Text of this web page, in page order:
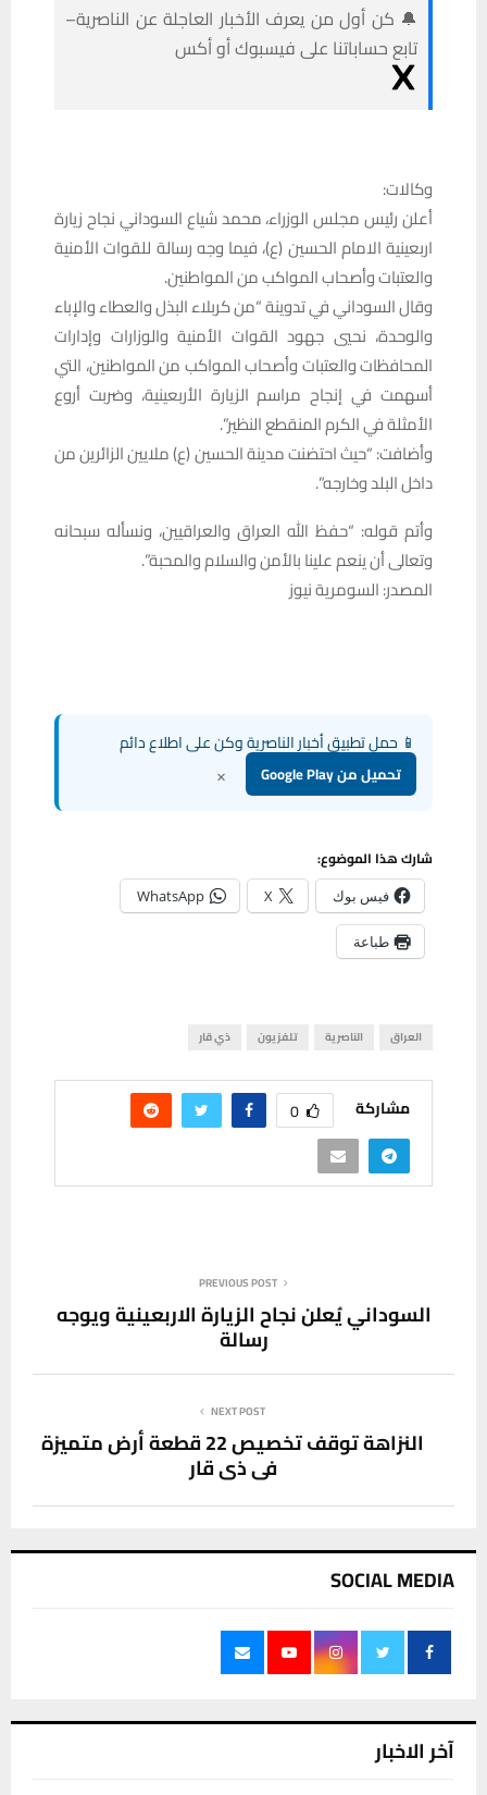
🔔 كن أول من يعرف الأخبار العاجلة عن الناصرية–
تابع حساباتنا على فيسبوك أو أكس
وكالات:
أعلن رئيس مجلس الوزراء، محمد شياع السوداني نجاح زيارة
اربعينية الامام الحسين (ع)، فيما وجه رسالة للقوات الأمنية
والعتبات وأصحاب المواكب من المواطنين.
وقال السوداني في تدوينة “من كربلاء البذل والعطاء والإباء
والوحدة، نحيي جهود القوات الأمنية والوزارات وإدارات
المحافظات والعتبات وأصحاب المواكب من المواطنين، التي
أسهمت في إنجاح مراسم الزيارة الأربعينية، وضربت أروع
الأمثلة في الكرم المنقطع النظير”.
وأضافت: “حيث احتضنت مدينة الحسين (ع) ملايين الزائرين من
داخل البلد وخارجه”.
وأتم قوله: “حفظ الله العراق والعراقيين، ونسأله سبحانه
وتعالى أن ينعم علينا بالأمن والسلام والمحبة”.
المصدر: السومرية نيوز
📱 حمل تطبيق أخبار الناصرية وكن على اطلاع دائم
تحميل من Google Play ×
شارك هذا الموضوع:
فيس بوك X
WhatsApp
طباعة
العراق الناصرية تلفزيون ذي قار
مشاركة 0
PREVIOUS POST
السوداني يُعلن نجاح الزيارة الاربعينية ويوجه
رسالة
NEXT POST
النزاهة توقف تخصيص 22 قطعة أرض متميزة
في ذي قار
SOCIAL MEDIA
آخر الاخبار